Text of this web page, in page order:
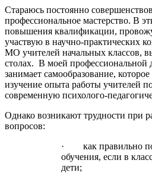
Стараюсь постоянно
профессиональное мастерство. В
повышения квалификации,
участвую в научно-практических
МО учителей начальных классов,
столах. В моей профессиональной
занимает самообразование, которое
изучение опыта работы учителей
современную психолого-
Однако возникают трудности при
вопросов:
· как правильно
обучения, если в
дети;